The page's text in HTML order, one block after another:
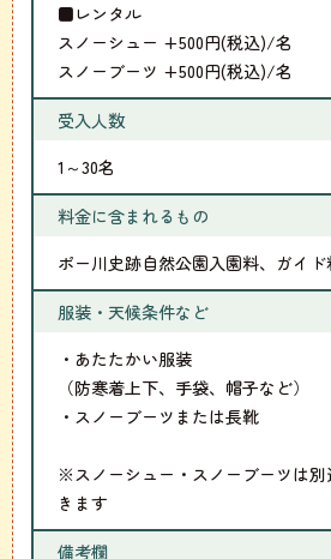
■レンタル
スノーシュー +500円(税込)/名
スノーブーツ +500円(税込)/名
受入人数
1～30名
料金に含まれるもの
ポー川史跡自然公園入園料、ガイ
服装・天候条件など
・あたたかい服装
（防寒着上下、手袋、帽子など）
・スノーブーツまたは長靴
※スノーシュー・スノーブーツは
きます
備考欄